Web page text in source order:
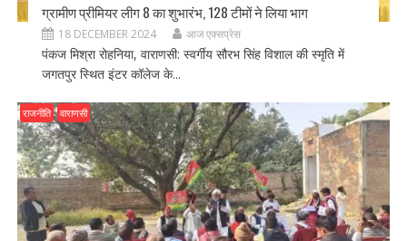
ग्रामीण प्रीमियर लीग 8 का शुभारंभ, 128 टीमों ने लिया भाग
18 DECEMBER 2024 आज एक्सप्रेस
पंकज मिश्रा रोहनिया, वाराणसी: स्वर्गीय सौरभ सिंह विशाल की स्मृति में
जगतपुर स्थित इंटर कॉलेज के...
राजनीति वाराणसी